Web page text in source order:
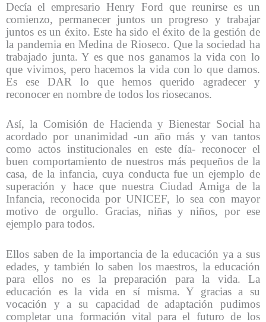
Decía el empresario Henry Ford que reunirse es un
comienzo, permanecer juntos un progreso y trabajar
juntos es un éxito. Este ha sido el éxito de la gestión de
la pandemia en Medina de Rioseco. Que la sociedad ha
trabajado junta. Y es que nos ganamos la vida con lo
que vivimos, pero hacemos la vida con lo que damos.
Es ese DAR lo que hemos querido agradecer y
reconocer en nombre de todos los riosecanos.
Así, la Comisión de Hacienda y Bienestar Social ha
acordado por unanimidad -un año más y van tantos
como actos institucionales en este día- reconocer el
buen comportamiento de nuestros más pequeños de la
casa, de la infancia, cuya conducta fue un ejemplo de
superación y hace que nuestra Ciudad Amiga de la
Infancia, reconocida por UNICEF, lo sea con mayor
motivo de orgullo. Gracias, niñas y niños, por ese
ejemplo para todos.
Ellos saben de la importancia de la educación ya a sus
edades, y también lo saben los maestros, la educación
para ellos no es la preparación para la vida. La
educación es la vida en sí misma. Y gracias a su
vocación y a su capacidad de adaptación pudimos
completar una formación vital para el futuro de los